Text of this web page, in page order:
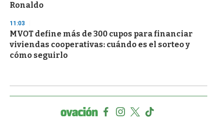
Ronaldo
11:03
MVOT define más de 300 cupos para financiar
viviendas cooperativas: cuándo es el sorteo y
cómo seguirlo